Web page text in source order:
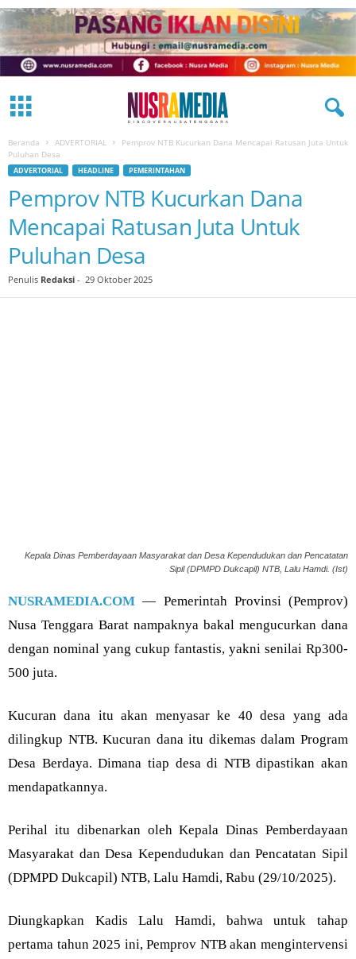
Beranda ADVERTORIAL
Pemprov NTB Kucurkan Dana Mencapai Ratusan Juta Untuk
Puluhan Desa
ADVERTORIAL HEADLINE PEMERINTAHAN
Pemprov NTB Kucurkan Dana
Mencapai Ratusan Juta Untuk
Puluhan Desa
Penulis Redaksi - 29 Oktober 2025
Kepala Dinas Pemberdayaan Masyarakat dan Desa Kependudukan dan Pencatatan
Sipil (DPMPD Dukcapil) NTB, Lalu Hamdi. (Ist)
NUSRAMEDIA.COM — Pemerintah Provinsi (Pemprov)
Nusa Tenggara Barat nampaknya bakal mengucurkan dana
dengan nominal yang cukup fantastis, yakni senilai Rp300-
500 juta.
Kucuran dana itu akan menyasar ke 40 desa yang ada
dilingkup NTB. Kucuran dana itu dikemas dalam Program
Desa Berdaya. Dimana tiap desa di NTB dipastikan akan
mendapatkannya.
Perihal itu dibenarkan oleh Kepala Dinas Pemberdayaan
Masyarakat dan Desa Kependudukan dan Pencatatan Sipil
(DPMPD Dukcapil) NTB, Lalu Hamdi, Rabu (29/10/2025).
Diungkapkan Kadis Lalu Hamdi, bahwa untuk tahap
pertama tahun 2025 ini, Pemprov NTB akan mengintervensi